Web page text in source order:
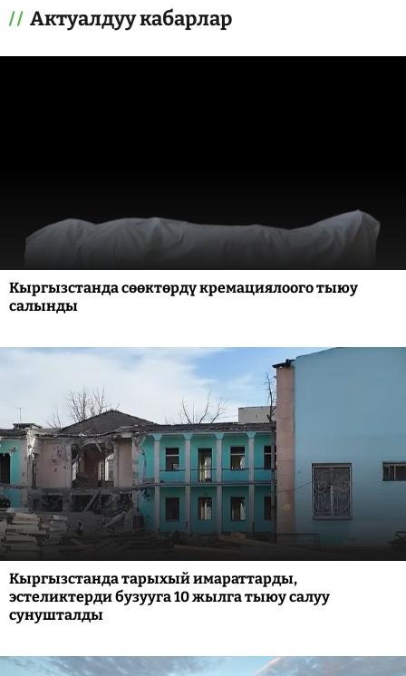
Актуалдуу кабарлар
Кыргызстанда сөөктөрдү кремациялоого тыюу
салынды
Кыргызстанда тарыхый имараттарды,
эстеликтерди бузууга 10 жылга тыюу салуу
сунушталды